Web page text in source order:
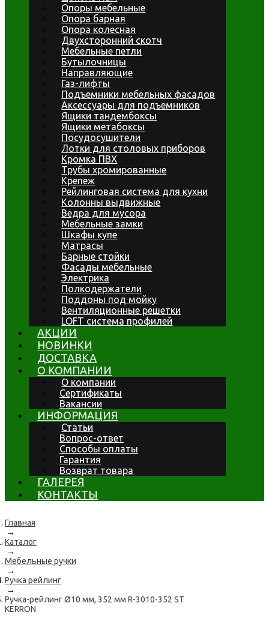
Опоры мебельные
Опора барная
Опора колесная
Двухсторонний скотч
Мебельные петли
Бутылочницы
Направляющие
Газ-лифты
Подъемники мебельных фасадов
Аксессуары для подъемников
Ящики тандембоксы
Ящики метабоксы
Посудосушители
Лотки для столовых приборов
Кромка ПВХ
Трубы хромированные
Крепеж
Рейлинговая система для кухни
Колонны выдвижные
Ведра для мусора
Мебельные замки
Шкафы купе
Матрасы
Барные стойки
Фасады мебельные
Электрика
Полкодержатели
Поддоны под мойку
Вентиляционные решетки
LOFT система профилей
АКЦИИ
НОВИНКИ
ДОСТАВКА
О КОМПАНИИ
О компании
Сертификаты
Вакансии
ИНФОРМАЦИЯ
Статьи
Вопрос-ответ
Способы оплаты
Гарантия
Возврат товара
ГАЛЕРЕЯ
КОНТАКТЫ
Главная
→
Каталог
→
Мебельные ручки
→
Ручка рейлинг
→
Ручка-рейлинг Ø10 мм, 352 мм R-3010-352 ST
KERRON